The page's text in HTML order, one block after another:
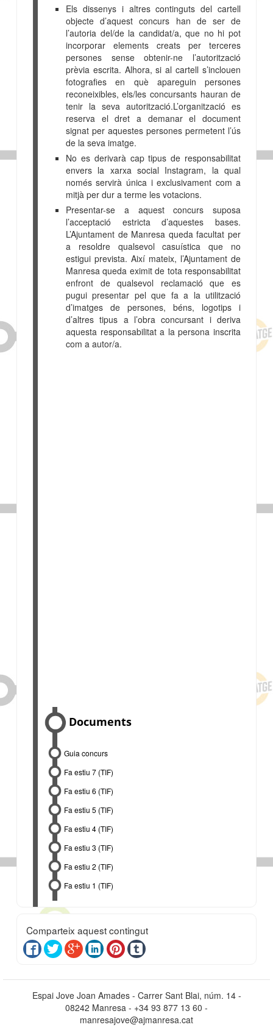
Els dissenys i altres continguts del cartell
objecte d’aquest concurs han de ser de
l’autoria del/de la candidat/a, que no hi pot
incorporar elements creats per terceres
persones sense obtenir-ne l’autorització
prèvia escrita. Alhora, si al cartell s’inclouen
fotografies en què apareguin persones
reconeixibles, els/les concursants hauran de
tenir la seva autorització.L’organització es
reserva el dret a demanar el document
signat per aquestes persones permetent l’ús
de la seva imatge.
No es derivarà cap tipus de responsabilitat
envers la xarxa social Instagram, la qual
només servirà única iexclusivament com a
mitjà per dur a terme les votacions.
Presentar-se a aquest concurs suposa
l’acceptació estricta d’aquestes bases.
L’Ajuntament de Manresa queda facultat per
a resoldre qualsevol casuística que no
estigui prevista. Així mateix, l’Ajuntament de
Manresa queda eximit de tota responsabilitat
enfront de qualsevol reclamació que es
pugui presentar pel que fa a la utilització
d’imatges de persones, béns, logotips i
d’altres tipus a l’obra concursant i deriva
aquesta responsabilitat a la persona inscrita
com a autor/a.
Documents
Guia concurs
Fa estiu 7 (TIF)
Fa estiu 6 (TIF)
Fa estiu 5 (TIF)
Fa estiu 4 (TIF)
Fa estiu 3 (TIF)
Fa estiu 2 (TIF)
Fa estiu 1 (TIF)
Comparteix aquest contingut
Espai Jove Joan Amades - Carrer Sant Blai, núm. 14 -
08242 Manresa - +34 93 877 13 60 -
manresajove@ajmanresa.cat